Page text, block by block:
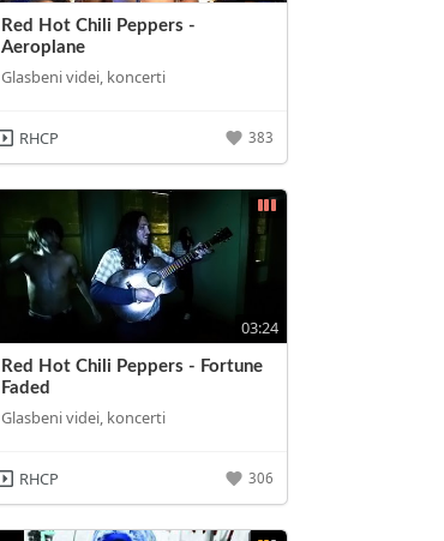
Red Hot Chili Peppers -
Aeroplane
Glasbeni videi, koncerti
RHCP 383
03:24
Red Hot Chili Peppers - Fortune
Faded
Glasbeni videi, koncerti
RHCP 306